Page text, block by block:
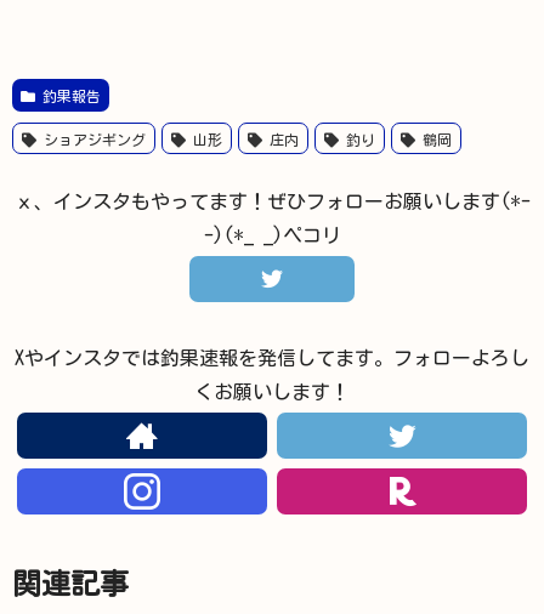
釣果報告
ショアジギング 山形 庄内 釣り 鶴岡
ｘ、インスタもやってます！ぜひフォローお願いします(*-
-)(*_ _)ペコリ
Xやインスタでは釣果速報を発信してます。フォローよろし
くお願いします！
関連記事